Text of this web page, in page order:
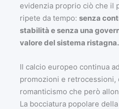
evidenzia proprio ciò che il
ripete da tempo: senza
stabilità e senza una
valore del sistema ristagna.
Il calcio europeo continua
promozioni e retrocessioni,
romanticismo che però
La bocciatura popolare